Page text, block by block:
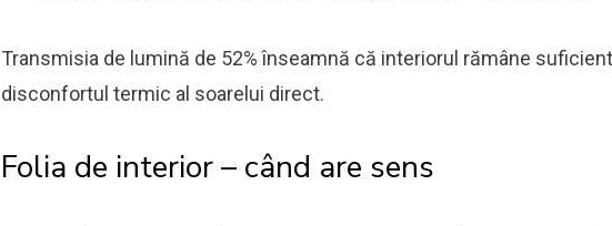
Transmisia de lumină de 52% înseamnă că interiorul rămâne
disconfortul termic al soarelui direct.
Folia de interior – când are sens